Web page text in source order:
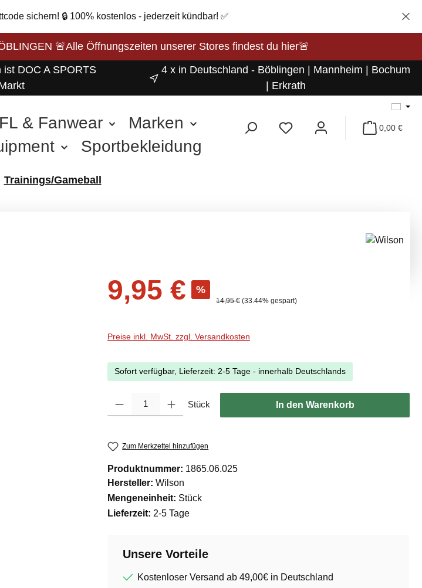
sichern! 🔒 100% kostenlos - jederzeit kündbar! ✅
🚨Alle Öffnungszeiten unserer Stores findest du hier🚨
DOC A SPORTS
4 x in Deutschland - Böblingen | Mannheim | Bochum
| Erkrath
& Fanwear
Marken
Sportbekleidung
0,00 €
Trainings/Gameball
9,95 € %
Regulärer Preis:
14,95 € (33.44% gespart)
Preise inkl. MwSt. zzgl. Versandkosten
Sofort verfügbar, Lieferzeit: 2-5 Tage - innerhalb Deutschlands
Stück In den Warenkorb
Zum Merkzettel hinzufügen
Produktnummer: 1865.06.025
Hersteller: Wilson
Mengeneinheit: Stück
Lieferzeit: 2-5 Tage
Unsere Vorteile
Kostenloser Versand ab 49,00€ in Deutschland